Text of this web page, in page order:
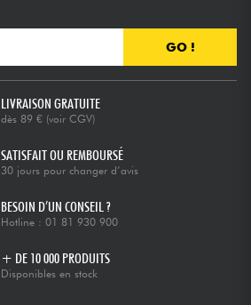
GO !
LIVRAISON GRATUITE
dès 89 € (voir CGV)
SATISFAIT OU REMBOURSÉ
30 jours pour changer d’avis
BESOIN D’UN CONSEIL ?
Hotline : 01 81 930 900
+ DE 10 000 PRODUITS
Disponibles en stock